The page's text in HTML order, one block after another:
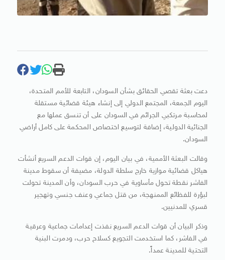
دعت بعثة تقصي الحقائق بشأن السودان، التابعة للأمم المتحدة،
اليوم الجمعة، المجتمع الدولي إلى إنشاء هيئة قضائية مستقلة
لمحاسبة مرتكبي الجرائم في السودان على أن تنسق عملها مع
الجنائية الدولية، إضافة لتوسيع اختصاص المحكمة على كامل أراضي
السودان.
وقالت البعثة الأممية، في بيان اليوم، إن قوات الدعم السريع أنشأت
هياكل قضائية موازية خارج سلطة الدولة، مضيفة أن سقوط مدينة
الفاشر نقطة تحول مأساوية في حرب السودان، وأن المدينة تحولت
لبؤرة للفظائع الممنهجة، من قتل جماعي وعنف جنسي وتهجير
قسري للمدنيين.
وذكر البيان أن قوات الدعم السريع نفذت إعدامات جماعية وعرقية
في الفاشر، كما استخدمت التجويع كسلاح حرب، ودمرت البنية
التحتية للمدينة عمداً.